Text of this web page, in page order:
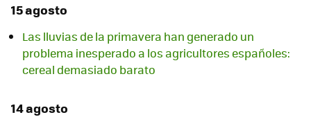
15 agosto
Las lluvias de la primavera han generado un
problema inesperado a los agricultores españoles:
cereal demasiado barato
14 agosto